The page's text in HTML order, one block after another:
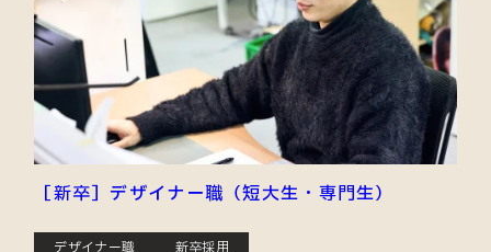
［新卒］デザイナー職（短大生・専門生）
デザイナー職 新卒採用